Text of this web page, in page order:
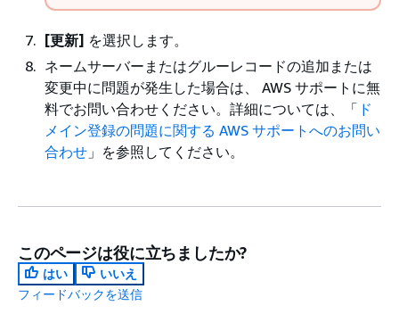
[更新] を選択します。
ネームサーバーまたはグルーレコードの追加または
変更中に問題が発生した場合は、 AWS サポートに無
料でお問い合わせください。詳細については、「 ド
メイン登録の問題に関する AWS サポートへのお問い
合わせ 」を参照してください。
このページは役に立ちましたか?
はい
いいえ
フィードバックを送信